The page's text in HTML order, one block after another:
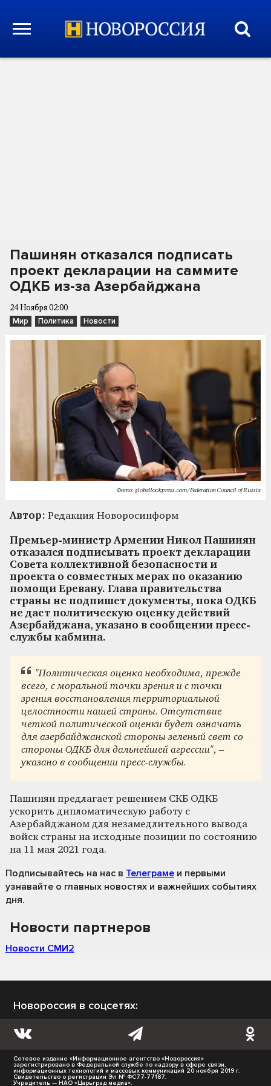
Пашинян отказался подписать
проект декларации на саммите
ОДКБ из-за Азербайджана
24 Ноября 02:00
Мир Политика Новости
Фото: globallookpress.com/Federation Council of Russia
Автор: Редакция Новоросинформ
Премьер-министр Армении Никол Пашинян
отказался подписывать проект декларации
Совета коллективной безопасности и
проекта о совместных мерах по оказанию
помощи Еревану. Глава правительства
страны не подпишет документы, пока ОДКБ
не даст политическую оценку действий
Азербайджана, указано в сообщении пресс-
службы кабмина.
"Политическая оценка необходима, прежде
всего, с моральной точки зрения и с точки
зрения восстановления территориальной
целостности нашей страны. Отсутствие
четкой политической оценки будет означать
для азербайджанской стороны зеленый свет со
стороны ОДКБ для дальнейшей агрессии", –
указано в сообщении пресс-службы.
Пашинян предлагает решением СКБ ОДКБ
ускорить дипломатическую работу с
Азербайджаном для незамедлительного вывода
войск страны на исходные позиции по состоянию
на 11 мая 2021 года.
Подписывайтесь на нас в Телеграме и первыми
узнавайте о главных новостях и важнейших событиях
дня.
Новости партнеров
Новости СМИ2
Новороссия в соцсетях:
Сетевое издание «Информационное агентство «Новороссия»
зарегистрировано в Федеральной службе по надзору в сфере связи,
информационных технологий и массовых коммуникаций 20 ноября 2019 г.
Свидетельство о регистрации Эл № ФС77-77187.
Учредитель — НАО «Царьград медиа».